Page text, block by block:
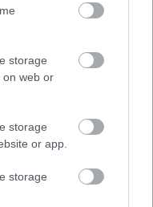
storage
on web or
storage
or app.
storage
vannak
technológiák
egyik fontos
nem látható,
mérlege melyik
okoznak a